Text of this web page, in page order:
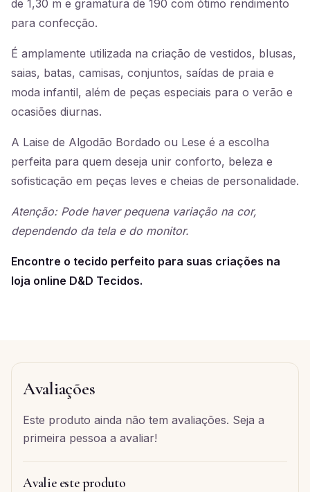
de 1,30 m e gramatura de 190 com ótimo rendimento
para confecção.
É amplamente utilizada na criação de vestidos, blusas,
saias, batas, camisas, conjuntos, saídas de praia e
moda infantil, além de peças especiais para o verão e
ocasiões diurnas.
A Laise de Algodão Bordado ou Lese é a escolha
perfeita para quem deseja unir conforto, beleza e
sofisticação em peças leves e cheias de personalidade.
Atenção: Pode haver pequena variação na cor,
dependendo da tela e do monitor.
Encontre o tecido perfeito para suas criações na
loja online D&D Tecidos.
Avaliações
Este produto ainda não tem avaliações. Seja a
primeira pessoa a avaliar!
Avalie este produto